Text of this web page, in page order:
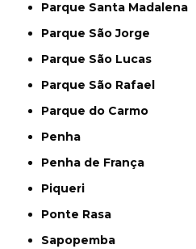
Parque Santa Madalena
Parque São Jorge
Parque São Lucas
Parque São Rafael
Parque do Carmo
Penha
Penha de França
Piqueri
Ponte Rasa
Sapopemba